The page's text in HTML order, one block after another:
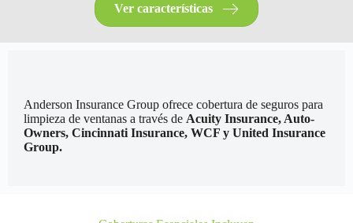
Ver características
Anderson Insurance Group ofrece cobertura de seguros para
limpieza de ventanas a través de Acuity Insurance, Auto-
Owners, Cincinnati Insurance, WCF y United Insurance
Group.